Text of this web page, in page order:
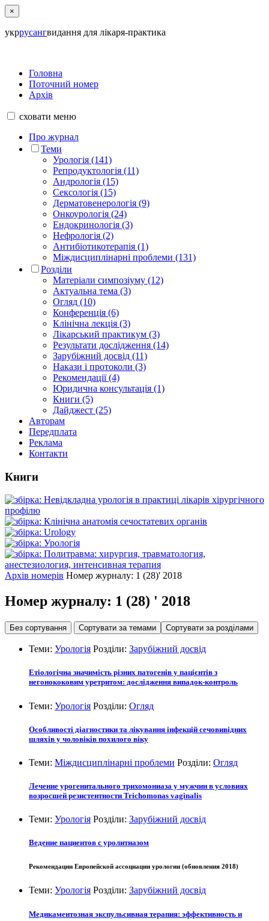
×
укррусангвидання для лікаря-практика
Головна
Поточний номер
Архів
сховати меню
Про журнал
Теми
Урологія (141)
Репродуктологія (11)
Андрологія (15)
Сексологія (15)
Дерматовенерологія (9)
Онкоурологія (24)
Ендокринологія (3)
Нефрологія (2)
Антибіотикотерапія (1)
Міждисциплінарні проблеми (131)
Розділи
Матеріали симпозіуму (12)
Актуальна тема (3)
Огляд (10)
Конференція (6)
Клінічна лекція (3)
Лікарський практикум (3)
Результати дослідження (14)
Зарубіжний досвід (11)
Накази і протоколи (3)
Рекомендації (4)
Юридична консультація (1)
Книги (5)
Дайджест (25)
Авторам
Передплата
Реклама
Контакти
Книги
Архів номерів Номер журналу: 1 (28)' 2018
Номер журналу: 1 (28) ' 2018
Без сортування Сортувати за темами Сортувати за розділами
Теми: Урологія Розділи: Зарубіжний досвід
Етіологічна значимість різних патогенів у пацієнтів з
негонококовим уретритом: дослідження випадок-контроль
Теми: Урологія Розділи: Огляд
Особливості діагностики та лікування інфекцій сечовивідних
шляхів у чоловіків похилого віку
Теми: Міждисциплінарні проблеми Розділи: Огляд
Лечение урогенитального трихомониаза у мужчин в условиях
возросшей резистентности Trichomonаs vaginalis
Теми: Урологія Розділи: Зарубіжний досвід
Ведение пациентов с уролитиазом
Рекомендации Европейской ассоциации урологии (обновления 2018)
Теми: Урологія Розділи: Зарубіжний досвід
Медикаментозная экспульсивная терапия: эффективность и